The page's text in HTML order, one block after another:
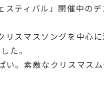
ティバル」開催中のデ
スマスソングを中心に
た。
い。素敵なクリスマス